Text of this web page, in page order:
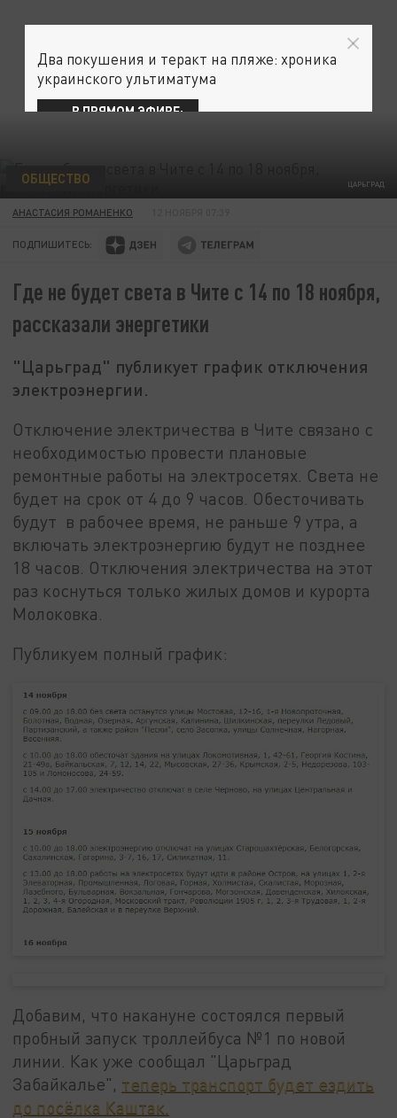
ЦАРЬГРАД
ОБЩЕСТВО
АНАСТАСИЯ РОМАНЕНКО
ПОДПИШИТЕСЬ:
Где не будет света в Чите с 14 по 18 ноября,
рассказали энергетики
"Царьград" публикует график отключения
электроэнергии.
Отключение электричества в Чите связано с
необходимостью провести плановые
ремонтные работы на электросетях. Света не
будет на срок от 4 до 9 часов. Обесточивать
будут в рабочее время, не раньше 9 утра, а
включать электроэнергию будут не позднее
18 часов. Отключения электричества на этот
раз коснуться только жилых домов и курорта
Молоковка.
Публикуем полный график:
Добавим, что накануне состоялся первый
пробный запуск троллейбуса №1 по новой
линии. Как уже сообщал "Царьград
Забайкалье", теперь транспорт будет ездить
до посёлка Каштак.
Два покушения и теракт на пляже: хроника
украинского ультиматума
В ПРЯМОМ ЭФИРЕ: